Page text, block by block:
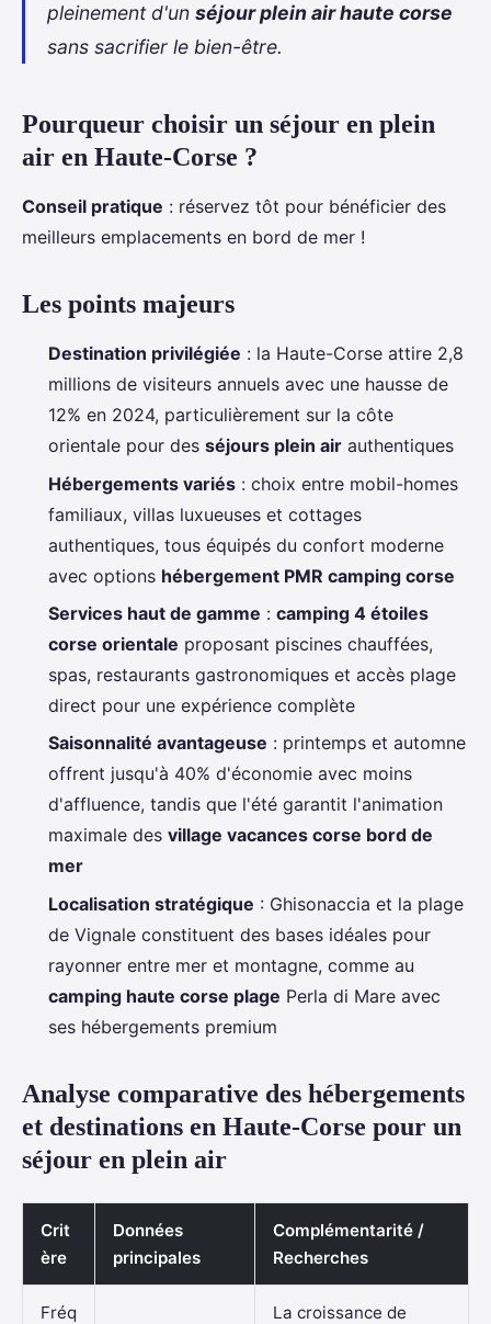
pleinement d'un séjour plein air haute corse
sans sacrifier le bien-être.
Pourqueur choisir un séjour en plein
air en Haute-Corse ?
Conseil pratique : réservez tôt pour bénéficier des
meilleurs emplacements en bord de mer !
Les points majeurs
Destination privilégiée : la Haute-Corse attire 2,8
millions de visiteurs annuels avec une hausse de
12% en 2024, particulièrement sur la côte
orientale pour des séjours plein air authentiques
Hébergements variés : choix entre mobil-homes
familiaux, villas luxueuses et cottages
authentiques, tous équipés du confort moderne
avec options hébergement PMR camping corse
Services haut de gamme : camping 4 étoiles
corse orientale proposant piscines chauffées,
spas, restaurants gastronomiques et accès plage
direct pour une expérience complète
Saisonnalité avantageuse : printemps et automne
offrent jusqu'à 40% d'économie avec moins
d'affluence, tandis que l'été garantit l'animation
maximale des village vacances corse bord de
mer
Localisation stratégique : Ghisonaccia et la plage
de Vignale constituent des bases idéales pour
rayonner entre mer et montagne, comme au
camping haute corse plage Perla di Mare avec
ses hébergements premium
Analyse comparative des hébergements
et destinations en Haute-Corse pour un
séjour en plein air
Crit
ère
Données
principales
Complémentarité /
Recherches
Fréq
La croissance de